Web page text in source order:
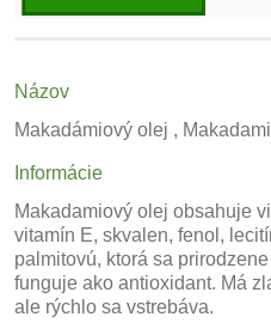
Názov
Makadámiový olej ,
Informácie
Makadamiový olej obsahuje
vitamín E, skvalen, fenol,
palmitovú, ktorá sa
funguje ako antioxidant. Má
ale rýchlo sa vstrebáva.